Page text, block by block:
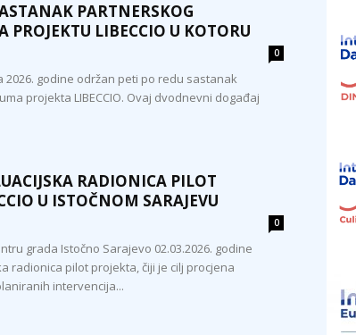
PARTNERSKOG
PROJEKTU LIBECCIO U KOTORU
0
2026. godine održan peti po redu sastanak
projekta LIBECCIO. Ovaj dvodnevni događaj
RADIONICA PILOT
U ISTOČNOM SARAJEVU
0
grada Istočno Sarajevo 02.03.2026. godine
radionica pilot projekta, čiji je cilj procjena
intervencija...